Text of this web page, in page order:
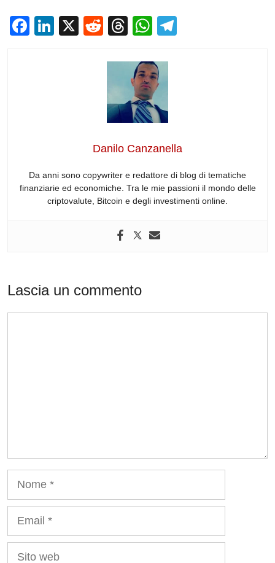
F
Li
X
R
d
di
t
T
e
a
d
s
W
at
s
A
p
p
Danilo Canzanella
Da anni sono copywriter e redattore di blog di tematiche
finanziarie ed economiche. Tra le mie passioni il mondo delle
criptovalute, Bitcoin e degli investimenti online.
Lascia un commento